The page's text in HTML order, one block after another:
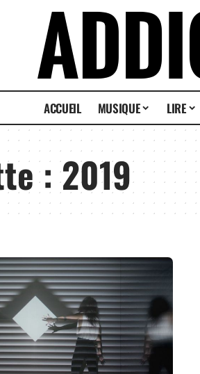
ACCUEIL MUSIQUE LIRE
:2019